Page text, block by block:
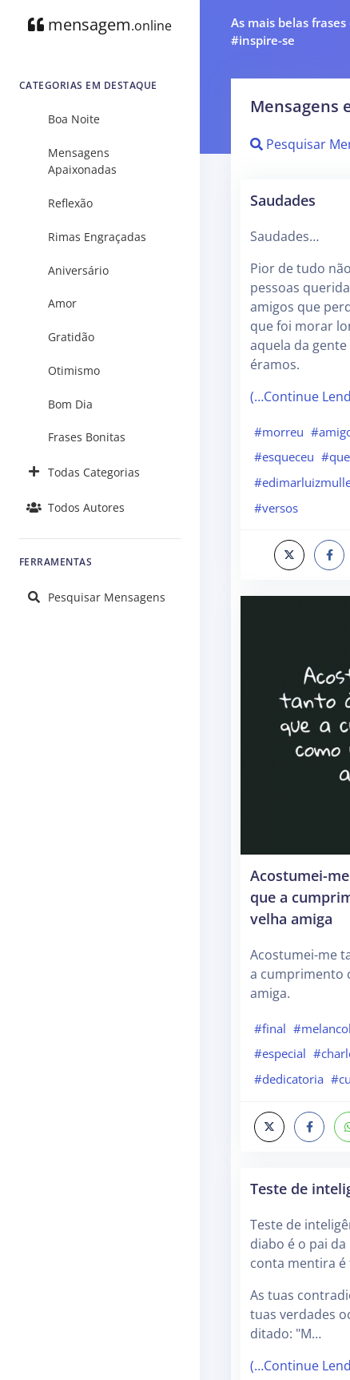
mensagem.online
CATEGORIAS EM DESTAQUE
Boa Noite
Mensagens
Apaixonadas
Reflexão
Rimas Engraçadas
Aniversário
Amor
Gratidão
Otimismo
Bom Dia
Frases Bonitas
Todas Categorias
Todos Autores
FERRAMENTAS
Pesquisar Mensagens
As mais belas
#inspire-se
Mensagens
Pesquisar
Saudades
Saudades…
Pior de tudo
pessoas
amigos que
que foi morar
aquela da
éramos.
(…Continue
#morreu
#esqueceu
#versos
Acostumei-
que a
velha amiga
Acostumei-me
a cumprimento
amiga.
#final
#especial
#dedicatoria
Teste de
Teste de
diabo é o pai
conta mentira é
As tuas
tuas verdades
ditado: "M…
(…Continue